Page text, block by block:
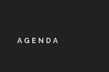
AGENDA